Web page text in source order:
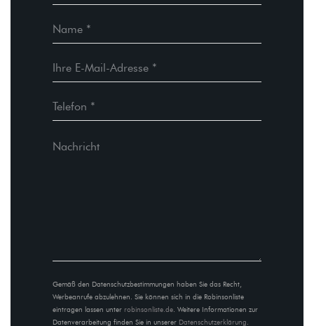
Gemäß den Datenschutzbestimmungen haben Sie das Recht,
Werbeanrufe abzulehnen. Sie können sich in die Robinsonliste
eintragen lassen unter robinsonliste.de. Weitere Informationen zur
Datenverarbeitung finden Sie in unserer Datenschutzerklärung.